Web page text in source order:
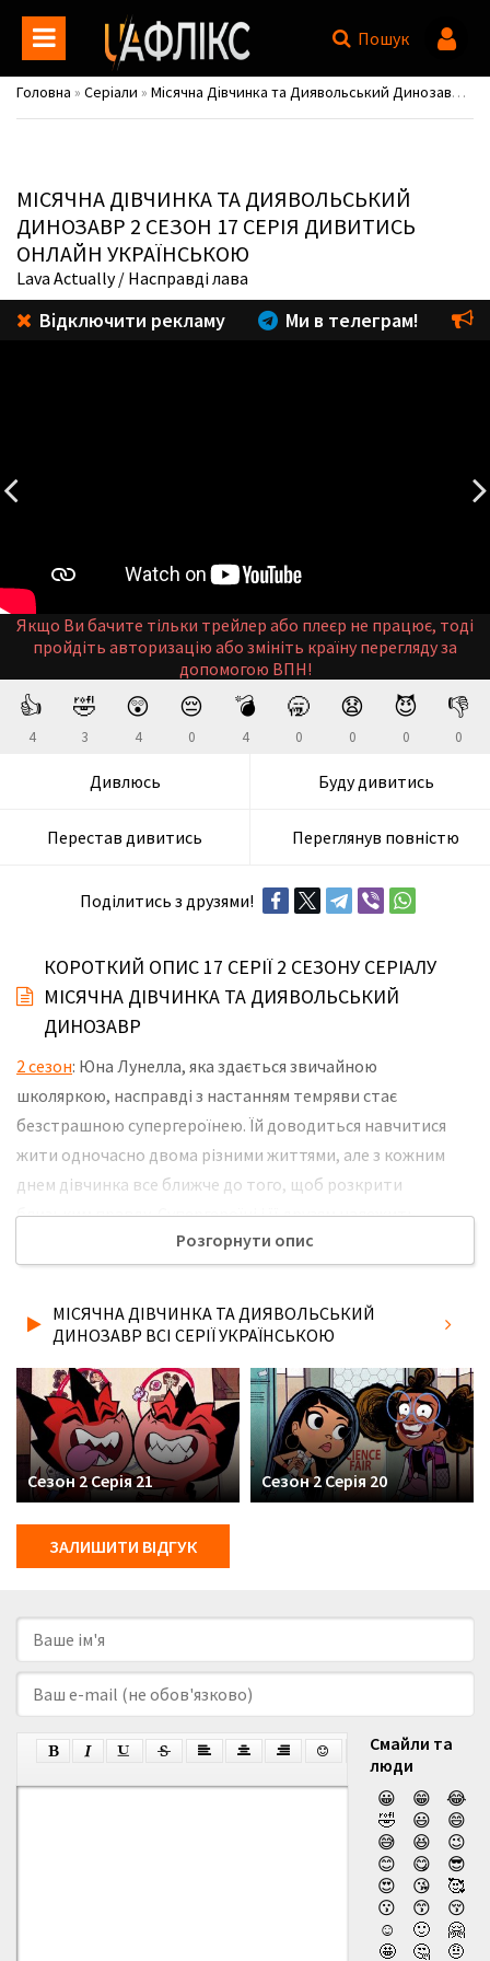
Пошук
Головна » Серіали » Місячна Дівчинка та Диявольський Динозавр / Marvel's Moon Girl and Devil Dinosaur
МІСЯЧНА ДІВЧИНКА ТА ДИЯВОЛЬСЬКИЙ
ДИНОЗАВР 2 СЕЗОН 17 СЕРІЯ ДИВИТИСЬ
ОНЛАЙН УКРАЇНСЬКОЮ
Lava Actually/ Насправді лава
Відключити рекламу Ми в телеграм!
Якщо Ви бачите тільки трейлер або плеєр не працює, тоді
пройдіть авторизацію або змініть країну перегляду за
допомогою ВПН!
👍
4
🤣
3
😲
4
😔
0
💣
4
🥱
0
😧
0
😈
0
👎
0
Дивлюсь Буду дивитись
Перестав дивитись Переглянув повністю
Поділитись з друзями!
КОРОТКИЙ ОПИС 17 СЕРІЇ 2 СЕЗОНУ СЕРІАЛУ
МІСЯЧНА ДІВЧИНКА ТА ДИЯВОЛЬСЬКИЙ
ДИНОЗАВР
2 сезон: Юна Лунелла, яка здається звичайною
школяркою, насправді з настанням темряви стає
безстрашною супергероїнею. Їй доводиться навчитися
жити одночасно двома різними життями, але з кожним
днем дівчинка все ближче до того, щоб розкрити
близьким правду. Супергероїні і її друзям належить
відправитися на інші планети, битися з небезпечними
будь-який момент можуть виникнути непередбачені
обставини, здатні поставити їх життя під загрозу. Не
2 сезону серіалу Місячна Дівчинка та Диявольський
Динозавр українською мовою, у хорошій hd якості та з
українськими субтитрами!
Розгорнути опис
МІСЯЧНА ДІВЧИНКА ТА ДИЯВОЛЬСЬКИЙ
ДИНОЗАВР ВСІ СЕРІЇ УКРАЇНСЬКОЮ
Сезон 2 Серія 21 Сезон 2 Серія 20
ЗАЛИШИТИ ВІДГУК
Смайли та
люди
😀
😁
😂
🤣
😃
😄
😅
😆
😉
😊
😋
😎
😍
😘
🥰
😗
😙
😚
☺️
🙂
🤗
🤩
🤔 🤨